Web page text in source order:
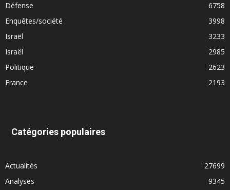
Défense
6758
Enquêtes/société
3998
Israël
3233
Israël
2985
Politique
2623
France
2193
Catégories populaires
Actualités
27699
Analyses
9345